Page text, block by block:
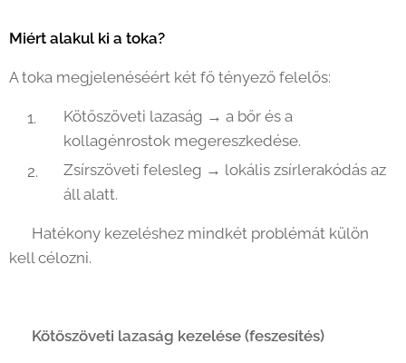
Miért alakul ki a toka?
A toka megjelenéséért két fő tényező felelős:
Kötőszöveti lazaság → a bőr és a
kollagénrostok megereszkedése.
Zsírszöveti felesleg → lokális zsírlerakódás az
áll alatt.
👉 Hatékony kezeléshez mindkét problémát külön
kell célozni.
Kötőszöveti lazaság kezelése (feszesítés)